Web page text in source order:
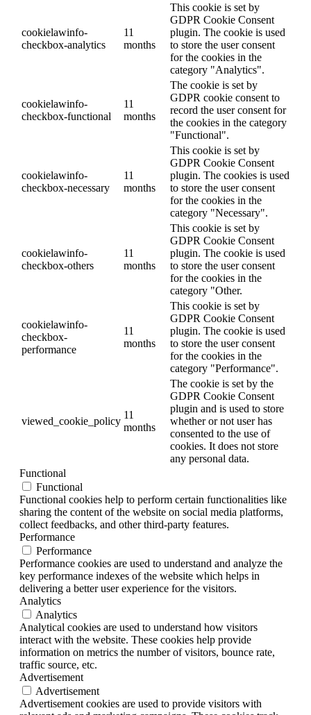
cookielawinfo-
checkbox-analytics
11
months
This cookie is set by
GDPR Cookie Consent
plugin. The cookie is used
to store the user consent
for the cookies in the
category "Analytics".
cookielawinfo-
checkbox-functional
11
months
The cookie is set by
GDPR cookie consent to
record the user consent for
the cookies in the category
"Functional".
cookielawinfo-
checkbox-necessary
11
months
This cookie is set by
GDPR Cookie Consent
plugin. The cookies is used
to store the user consent
for the cookies in the
category "Necessary".
cookielawinfo-
checkbox-others
11
months
This cookie is set by
GDPR Cookie Consent
plugin. The cookie is used
to store the user consent
for the cookies in the
category "Other.
cookielawinfo-
checkbox-
performance
11
months
This cookie is set by
GDPR Cookie Consent
plugin. The cookie is used
to store the user consent
for the cookies in the
category "Performance".
viewed_cookie_policy
11
months
The cookie is set by the
GDPR Cookie Consent
plugin and is used to store
whether or not user has
consented to the use of
cookies. It does not store
any personal data.
Functional
Functional
Functional cookies help to perform certain functionalities like
sharing the content of the website on social media platforms,
collect feedbacks, and other third-party features.
Performance
Performance
Performance cookies are used to understand and analyze the
key performance indexes of the website which helps in
delivering a better user experience for the visitors.
Analytics
Analytics
Analytical cookies are used to understand how visitors
interact with the website. These cookies help provide
information on metrics the number of visitors, bounce rate,
traffic source, etc.
Advertisement
Advertisement
Advertisement cookies are used to provide visitors with